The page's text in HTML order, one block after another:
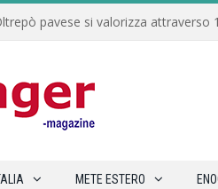
pavese si valorizza attraverso
METE ESTERO